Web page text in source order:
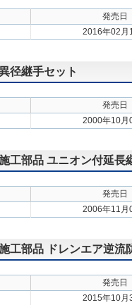
発売日
2016年02月
径継手セット
発売日
2000年10月
工部品 ユニオン付延長
発売日
2006年11月
工部品 ドレンエア逆流
発売日
2015年10月